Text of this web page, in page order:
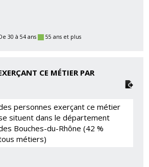
30 à 54 ans 55 ans et plus
CE MÉTIER PAR
personnes exerçant ce métier
situent dans le département
Bouches-du-Rhône (42 %
métiers)